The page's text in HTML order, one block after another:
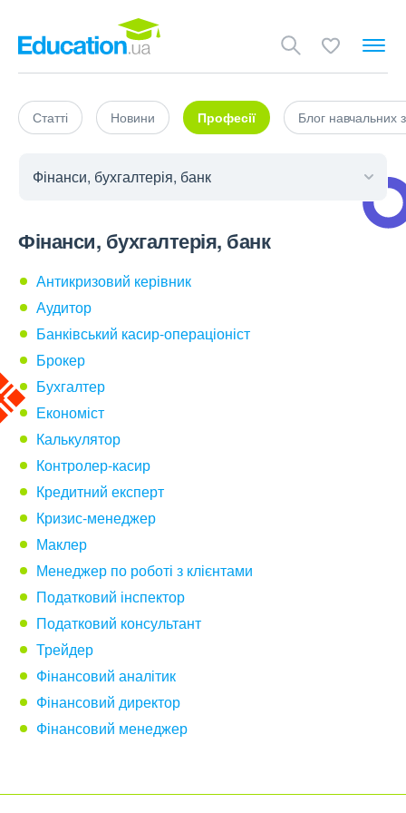
Статті Новини Професії Блог навчальних
Фінанси, бухгалтерія, банк
Антикризовий керівник
Аудитор
Банківський касир-операціоніст
Брокер
Бухгалтер
Економіст
Калькулятор
Контролер-касир
Кредитний експерт
Кризис-менеджер
Маклер
Менеджер по роботі з клієнтами
Податковий інспектор
Податковий консультант
Трейдер
Фінансовий аналітик
Фінансовий директор
Фінансовий менеджер